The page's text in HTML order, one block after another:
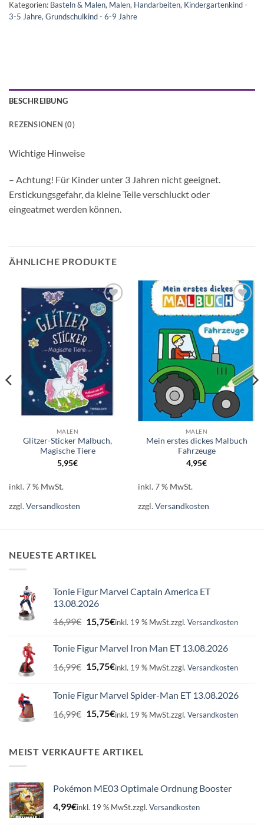
Kategorien: Basteln & Malen, Malen, Handarbeiten, Kindergartenkind -
3-5 Jahre, Grundschulkind - 6-9 Jahre
BESCHREIBUNG
REZENSIONEN (0)
Wichtige Hinweise
– Achtung! Für Kinder unter 3 Jahren nicht geeignet.
Erstickungsgefahr, da kleine Teile verschluckt oder
eingeatmet werden können.
ÄHNLICHE PRODUKTE
Auf die
Wunschliste
MALEN
Glitzer-Sticker Malbuch,
Magische Tiere
5,95€
inkl. 7 % MwSt.
zzgl.Versandkosten
Auf die
Wunschliste
MALEN
Mein erstes dickes Malbuch
Fahrzeuge
4,95€
inkl. 7 % MwSt.
zzgl.Versandkosten
NEUESTE ARTIKEL
Tonie Figur Marvel Captain America ET
13.08.2026
16,99€ Ursprünglicher
Preis
16,99€
15,75€Aktueller
15,75€.
inkl. 19 % MwSt.zzgl. Versandkosten
Tonie Figur Marvel Iron Man ET 13.08.2026
16,99€ Ursprünglicher
16,99€
15,75€Aktueller
15,75€.
inkl. 19 % MwSt.zzgl. Versandkosten
Tonie Figur Marvel Spider-Man ET 13.08.2026
16,99€ Ursprünglicher
16,99€
15,75€Aktueller
15,75€.
inkl. 19 % MwSt.zzgl. Versandkosten
MEIST VERKAUFTE ARTIKEL
Pokémon ME03 Optimale Ordnung Booster
4,99€inkl. 19 % MwSt.zzgl. Versandkosten